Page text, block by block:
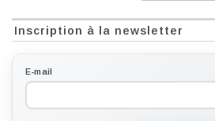
Inscription à la newsletter
E-mail